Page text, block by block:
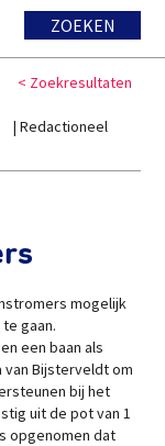
ZOEKEN
< Zoekresultaten
Redactioneel
mogelijk
gaan.
een baan als
van Bijsterveldt om
bij het
uit de pot van 1
opgenomen dat